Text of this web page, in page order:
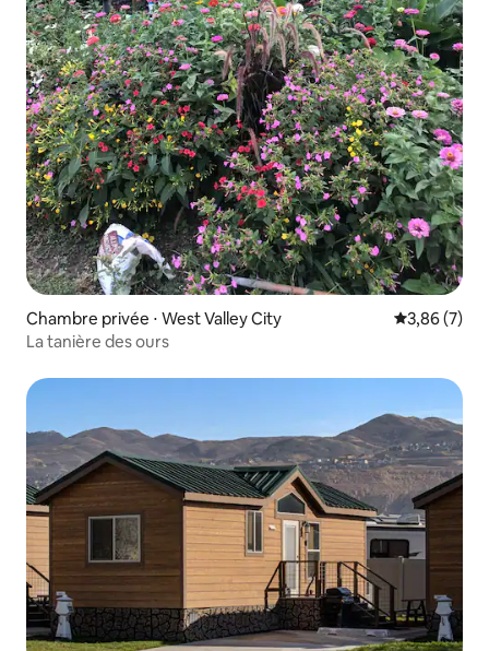
Chambre privée ⋅ West Valley City Évaluation
3,86 (7)
La tanière des ours